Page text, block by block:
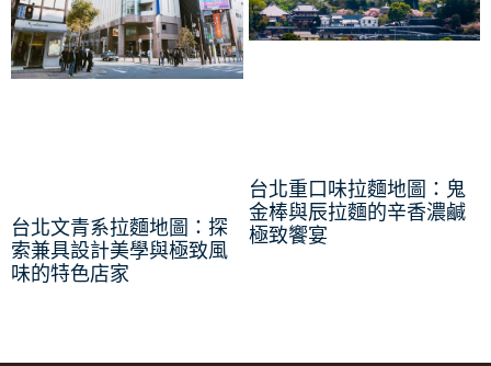
台北文青系拉麵地圖：探
索兼具設計美學與極致風
味的特色店家
台北重口味拉麵地圖：鬼
金棒與辰拉麵的辛香濃鹹
極致饗宴